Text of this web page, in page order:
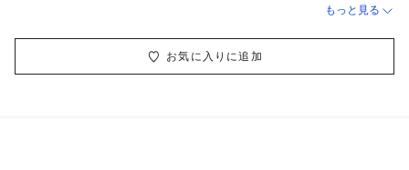
のでリラックス感があります◎ レイヤードして着るのが
もっと見る
お気に入りに追加